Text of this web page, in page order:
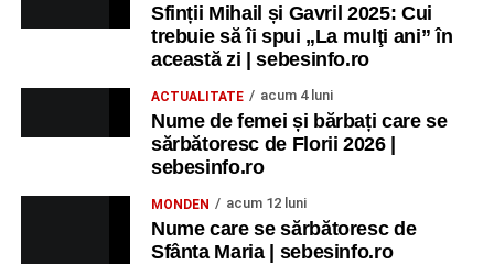
Sfinții Mihail și Gavril 2025: Cui
trebuie să îi spui „La mulţi ani” în
această zi | sebesinfo.ro
ACTUALITATE acum 4 luni
Nume de femei și bărbați care se
sărbătoresc de Florii 2026 |
sebesinfo.ro
MONDEN acum 12 luni
Nume care se sărbătoresc de
Sfânta Maria | sebesinfo.ro